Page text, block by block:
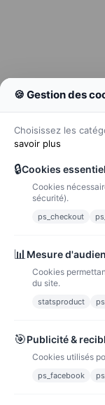
🍪 Gestion des
Choisissez les
savoir plus
🔒Cookies
Cookies
sécurité).
ps_checkout
📊 Mesure
Cookies
du site.
statsproduct
🎯Publicité &
Cookies utilisés
ps_facebook